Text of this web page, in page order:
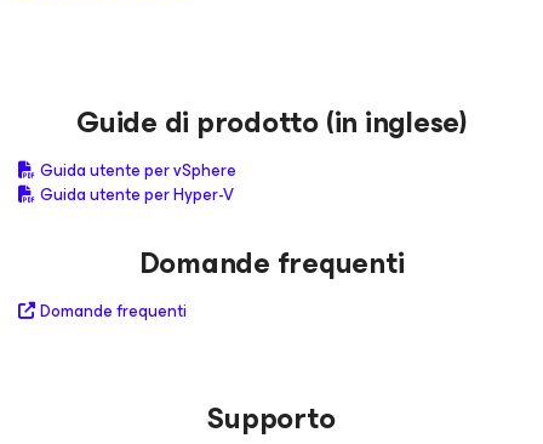
Guide di prodotto (in inglese)
Guida utente per vSphere
Guida utente per Hyper-V
Domande frequenti
Domande frequenti
Supporto